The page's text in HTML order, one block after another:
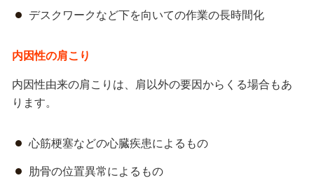
デスクワークなど下を向いての作業の長時間化
内因性の肩こり
内因性由来の肩こりは、肩以外の要因からくる場合もあ
ります。
心筋梗塞などの心臓疾患によるもの
肋骨の位置異常によるもの